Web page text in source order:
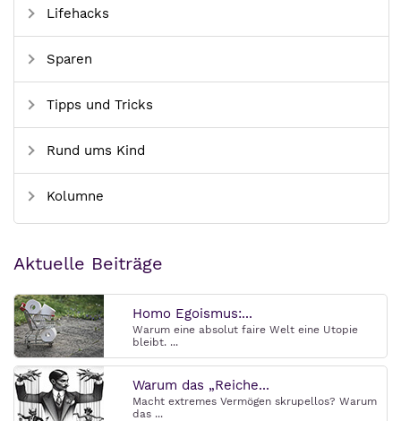
Lifehacks
Sparen
Tipps und Tricks
Rund ums Kind
Kolumne
Aktuelle Beiträge
Homo Egoismus:...
Warum eine absolut faire Welt eine Utopie
bleibt. ...
Warum das „Reiche...
Macht extremes Vermögen skrupellos? Warum
das ...